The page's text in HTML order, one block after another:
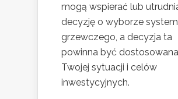
mogą wspierać lub
decyzję o wyborze
grzewczego, a decyzja ta
powinna być
Twojej sytuacji i celów
inwestycyjnych.